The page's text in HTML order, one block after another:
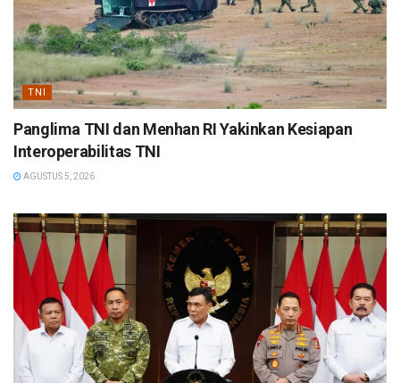
TNI
Panglima TNI dan Menhan RI Yakinkan Kesiapan
Interoperabilitas TNI
AGUSTUS 5, 2026